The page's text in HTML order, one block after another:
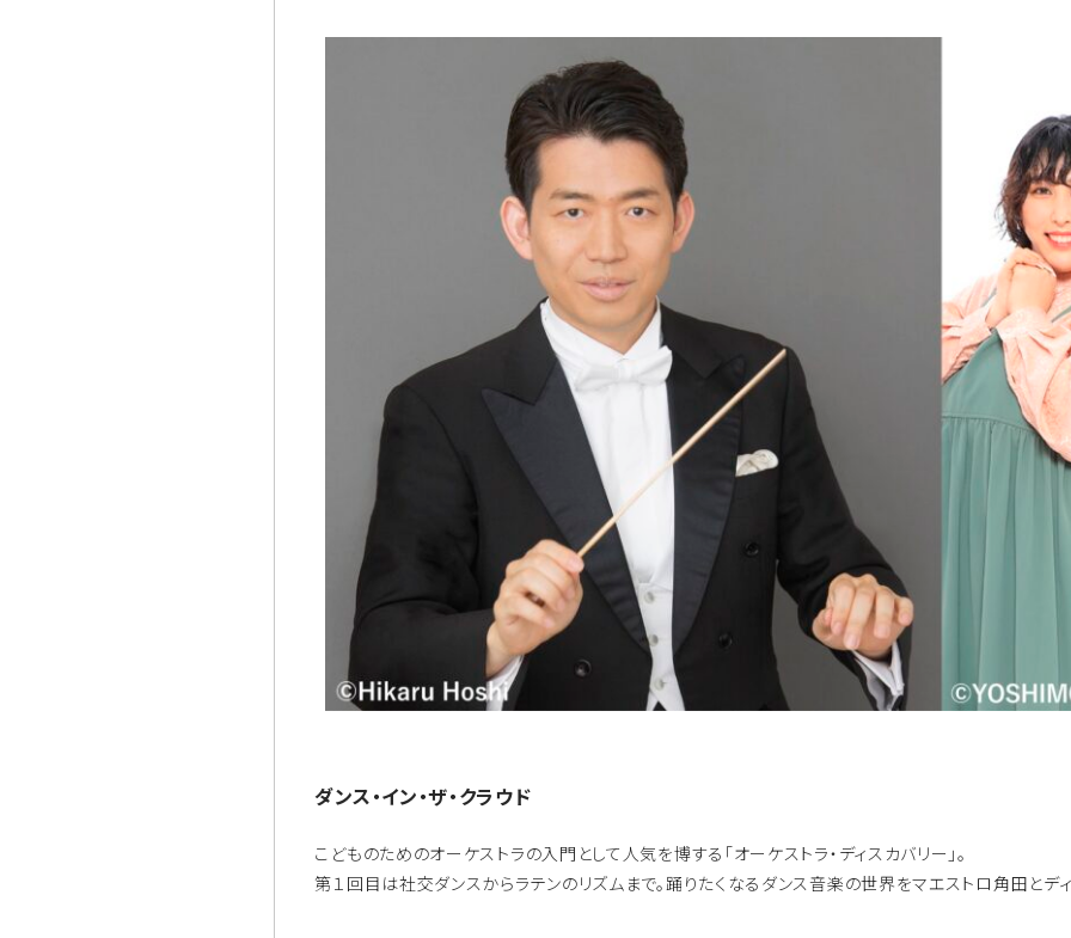
ダンス・イン・ザ・クラウド
こどものためのオーケストラの入門として人気を博する「オーケストラ・ディスカバリー」。
第１回目は社交ダンスからラテンのリズムまで。踊りたくなるダンス音楽の世界をマエストロ角田とディ